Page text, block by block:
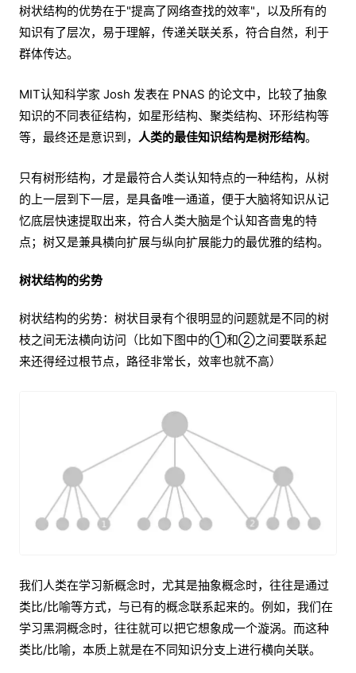
树状结构的优势在于"提高了网络查找的效率"，以及所有的
知识有了层次，易于理解，传递关联关系，符合自然，利于
群体传达。
MIT认知科学家 Josh 发表在 PNAS 的论文中，比较了抽象
知识的不同表征结构，如星形结构、聚类结构、环形结构等
等，最终还是意识到， 人类的最佳知识结构是树形结构。
只有树形结构，才是最符合人类认知特点的一种结构，从树
的上一层到下一层，是具备唯一通道，便于大脑将知识从记
忆底层快速提取出来，符合人类大脑是个认知吝啬鬼的特
点；树又是兼具横向扩展与纵向扩展能力的最优雅的结构。
树状结构的劣势
树状结构的劣势：树状目录有个很明显的问题就是不同的树
枝之间无法横向访问（比如下图中的①和②之间要联系起
来还得经过根节点，路径非常长，效率也就不高）
我们人类在学习新概念时，尤其是抽象概念时，往往是通过
类比/比喻等方式，与已有的概念联系起来的。例如，我们在
学习黑洞概念时，往往就可以把它想象成一个漩涡。而这种
类比/比喻，本质上就是在不同知识分支上进行横向关联。